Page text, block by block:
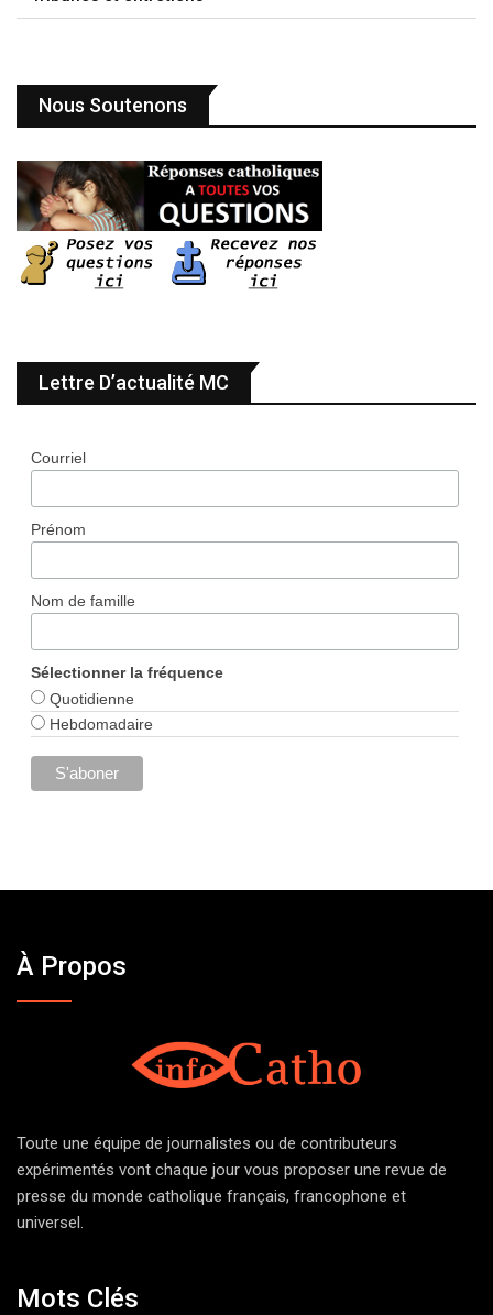
Nous Soutenons
Lettre D’actualité MC
Courriel
Prénom
Nom de famille
Sélectionner la fréquence
Quotidienne
Hebdomadaire
À Propos
Toute une équipe de journalistes ou de contributeurs
expérimentés vont chaque jour vous proposer une revue de
presse du monde catholique français, francophone et
universel.
Mots Clés